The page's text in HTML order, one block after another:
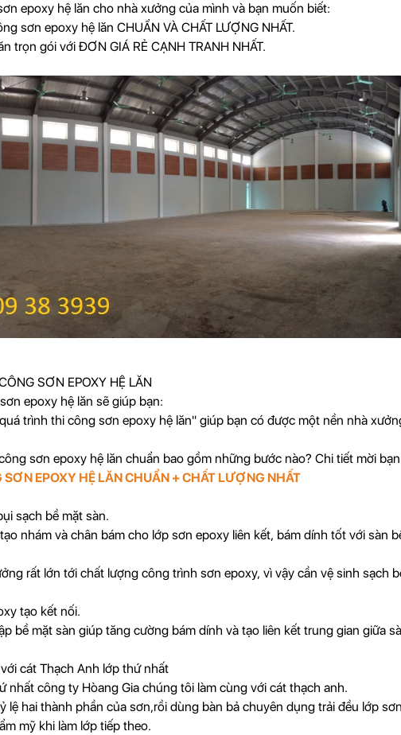
epoxy hệ lăn cho nhà xưởng của mình và bạn muốn biết:
sơn epoxy hệ lăn CHUẨN VÀ CHẤT LƯỢNG NHẤT.
trọn gói với ĐƠN GIÁ RẺ CẠNH TRANH NHẤT.
SƠN EPOXY HỆ LĂN
epoxy hệ lăn sẽ giúp bạn:
trình thi công sơn epoxy hệ lăn" giúp bạn có được một nền nhà
sơn epoxy hệ lăn chuẩn bao gồm những bước nào? Chi tiết mời
EPOXY HỆ LĂN CHUẨN + CHẤT LƯỢNG NHẤT
sạch bề mặt sàn.
nhám và chân bám cho lớp sơn epoxy liên kết, bám dính tốt với sàn
rất lớn tới chất lượng công trình sơn epoxy, vì vậy cần vệ sinh sạch
tạo kết nối.
bề mặt sàn giúp tăng cường bám dính và tạo liên kết trung gian giữa
cát Thạch Anh lớp thứ nhất
nhất công ty Hòang Gia chúng tôi làm cùng với cát thạch anh.
lệ hai thành phần của sơn,rồi dùng bàn bả chuyên dụng trải đều lớp
mỹ khi làm lớp tiếp theo.